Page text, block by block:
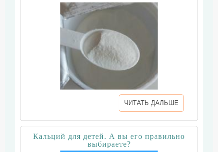
ЧИТАТЬ ДАЛЬШЕ
Кальций для детей. А вы его правильно
выбираете?